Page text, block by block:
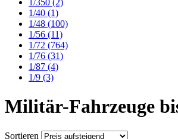
1/40 (1)
1/48 (100)
1/56 (11)
1/72 (764)
1/76 (31)
1/87 (4)
1/9 (3)
Militär-Fahrzeuge
Sortieren